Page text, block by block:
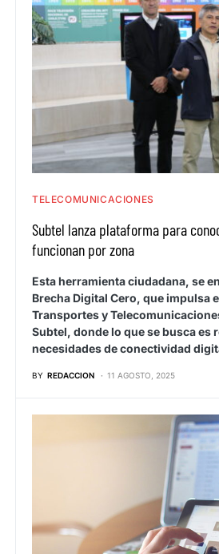
TELECOMUNICACIONES
Subtel lanza plataforma para
funcionan por zona
Esta herramienta ciudadana, se
Brecha Digital Cero, que impulsa
Transportes y
Subtel, donde lo que se busca es
necesidades de conectividad
BY REDACCION 11 AGOSTO, 2025